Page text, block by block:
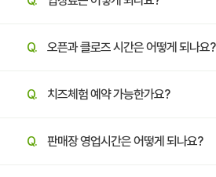
Q. 오픈과 클로즈 시간은 어떻게 되나요?
Q. 치즈체험 예약 가능한가요?
Q. 판매장 영업시간은 어떻게 되나요?